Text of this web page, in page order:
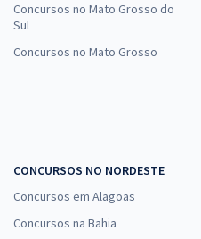
Concursos no Mato Grosso do
Sul
Concursos no Mato Grosso
CONCURSOS NO NORDESTE
Concursos em Alagoas
Concursos na Bahia